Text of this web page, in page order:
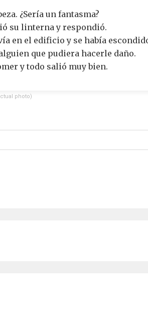
¿Sería un fantasma?
su linterna y respondió.
en el edificio y se había
que pudiera hacerle daño.
y todo salió muy bien.
photo)